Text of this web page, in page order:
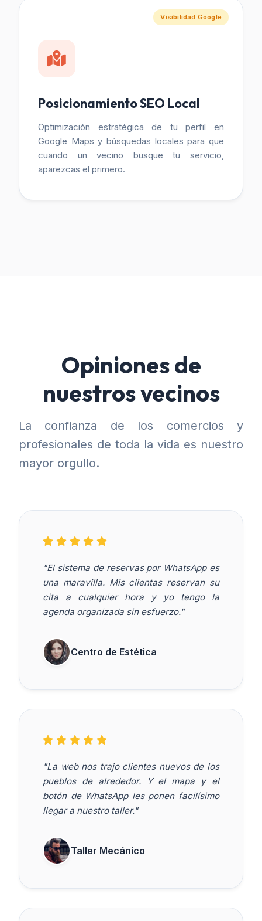
Visibilidad Google
Posicionamiento SEO Local
Optimización estratégica de tu perfil en
Google Maps y búsquedas locales para que
cuando un vecino busque tu servicio,
aparezcas el primero.
Opiniones de
nuestros vecinos
La confianza de los comercios y
profesionales de toda la vida es nuestro
mayor orgullo.
"El sistema de reservas por WhatsApp es
una maravilla. Mis clientas reservan su
cita a cualquier hora y yo tengo la
agenda organizada sin esfuerzo."
Centro de Estética
"La web nos trajo clientes nuevos de los
pueblos de alrededor. Y el mapa y el
botón de WhatsApp les ponen facilísimo
llegar a nuestro taller."
Taller Mecánico